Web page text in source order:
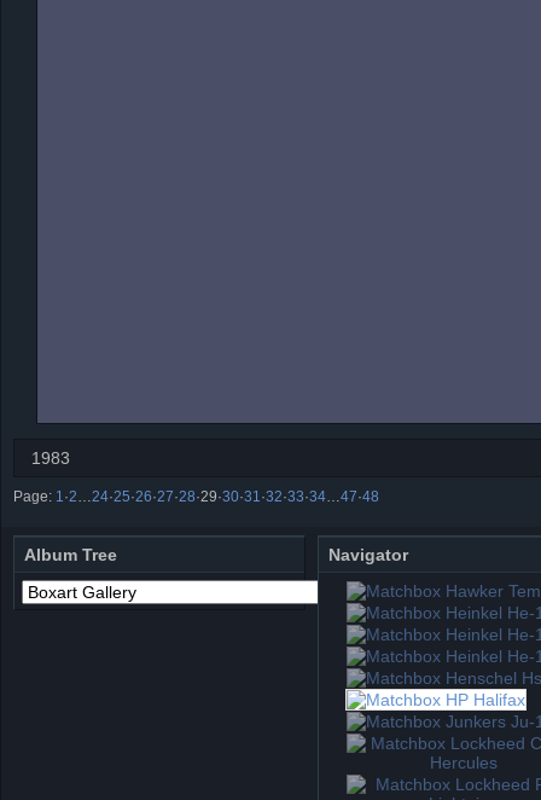
1983
Page: 1 ·2 24·25·26·27·28·29·30·31 ·32·33·34 47·48
Album Tree Navigator